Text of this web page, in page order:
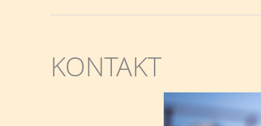
KONTAKT